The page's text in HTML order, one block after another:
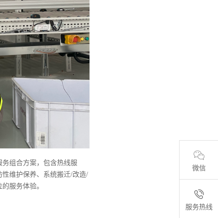
组合方案，包含热线服
维护保养、系统搬迁/改造/
服务体验。
微信
服务热线